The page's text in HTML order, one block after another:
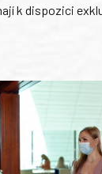
k dispozici